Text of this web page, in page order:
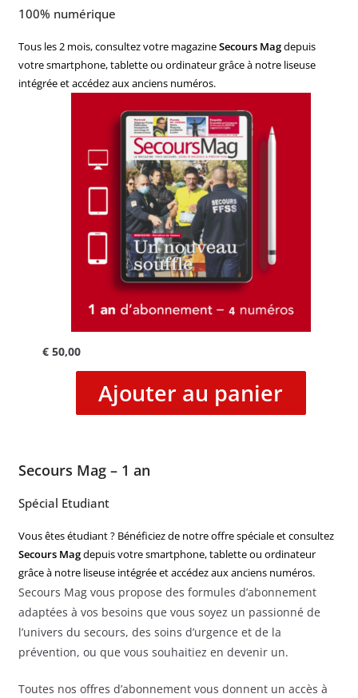
100% numérique
Tous les 2 mois, consultez votre magazineSecours Magdepuis
votre smartphone, tablette ou ordinateur grâce à notre liseuse
intégrée et accédez aux anciens numéros.
€50,00
Ajouter au panier
Secours Mag – 1 an
Spécial Etudiant
Vous êtes étudiant ? Bénéficiez de notre offre spéciale et consultez
Secours Magdepuis votre smartphone, tablette ou ordinateur
grâce à notre liseuse intégrée et accédez aux anciens numéros.
Secours Mag vous propose des formules d’abonnement
adaptées à vos besoins que vous soyez un passionné de
l’univers du secours, des soins d’urgence et de la
prévention, ou que vous souhaitiez en devenir un.
Toutes nos offres d’abonnement vous donnent un accès à